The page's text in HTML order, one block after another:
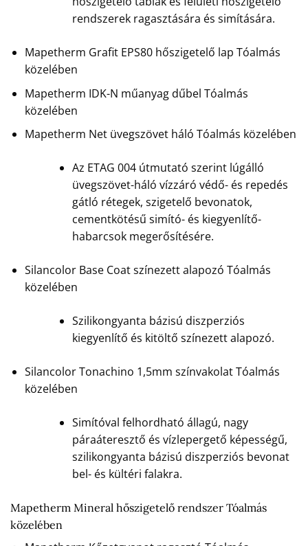
rendszerek ragasztására és simítására.
Mapetherm Grafit EPS80 hőszigetelő lap Tóalmás
közelében
Mapetherm IDK-N műanyag dűbel Tóalmás
közelében
Mapetherm Net üvegszövet háló Tóalmás közelében
Az ETAG 004 útmutató szerint lúgálló
üvegszövet-háló vízzáró védő- és repedés
gátló rétegek, szigetelő bevonatok,
cementkötésű simító- és kiegyenlítő-
habarcsok megerősítésére.
Silancolor Base Coat színezett alapozó Tóalmás
közelében
Szilikongyanta bázisú diszperziós
kiegyenlítő és kitöltő színezett alapozó.
Silancolor Tonachino 1,5mm színvakolat Tóalmás
közelében
Simítóval felhordható állagú, nagy
páraáteresztő és vízlepergető képességű,
szilikongyanta bázisú diszperziós bevonat
bel- és kültéri falakra.
Mapetherm Mineral hőszigetelő rendszer Tóalmás
közelében